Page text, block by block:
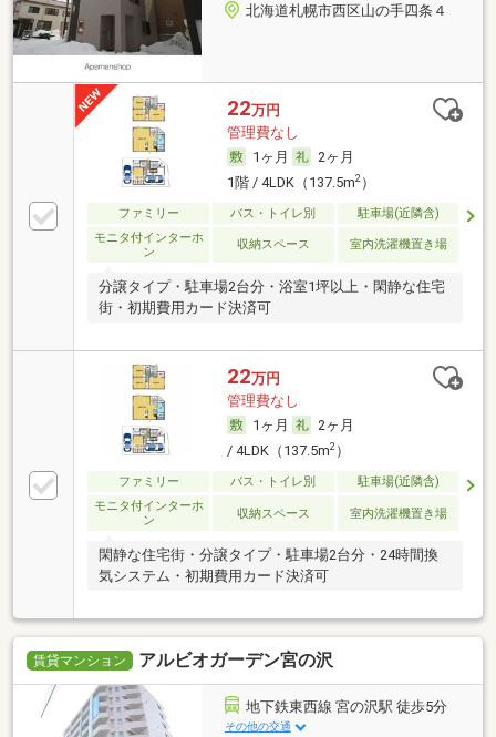
北海道札幌市西区山の手四条４
22万円
管理費なし
1ヶ月
2ヶ月
1階 / 4LDK（137.5m2）
ファミリー バス・トイレ別
駐車場(近隣含)
モニタ付インターホ
ン
収納スペース 室内洗濯機置き場
分譲タイプ・駐車場2台分・浴室1坪以上・閑静な住宅
街・初期費用カード決済可
22万円
管理費なし
1ヶ月
2ヶ月
/ 4LDK（137.5m2）
ファミリー バス・トイレ別
駐車場(近隣含)
モニタ付インターホ
ン
収納スペース 室内洗濯機置き場
閑静な住宅街・分譲タイプ・駐車場2台分・24時間換
気システム・初期費用カード決済可
賃貸マンション アルビオガーデン宮の沢
地下鉄東西線 宮の沢駅 徒歩5分
その他の交通